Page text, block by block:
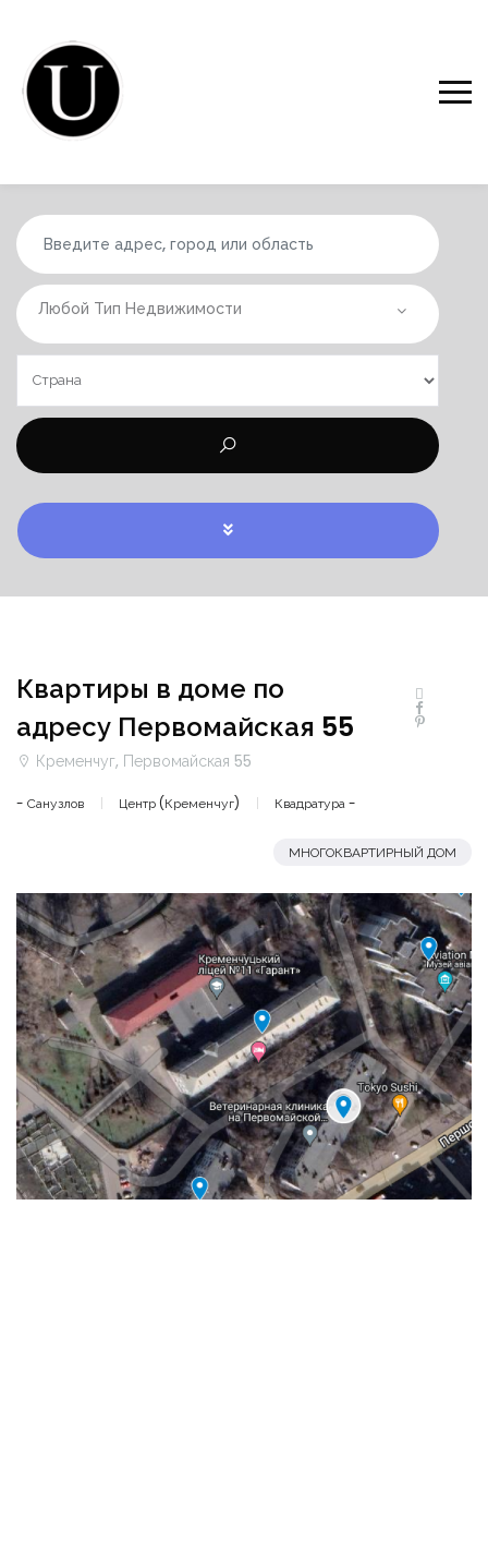
Любой Тип Недвижимости
Квартиры в доме по
адресу Первомайская 55
Кременчуг, Первомайская 55
- Санузлов Центр (Кременчуг) Квадратура -
МНОГОКВАРТИРНЫЙ ДОМ